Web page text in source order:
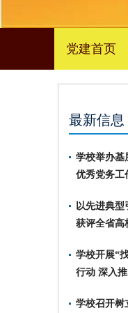
党建首页
最新信息
学校举办基
优秀党务工
以先进典
获评全省高
学校开展“
行动 深入
学校召开树